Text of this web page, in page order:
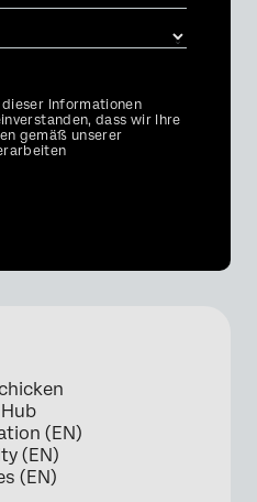
Informationen
dass wir Ihre
gemäß unserer
(EN)
(EN)
(EN)